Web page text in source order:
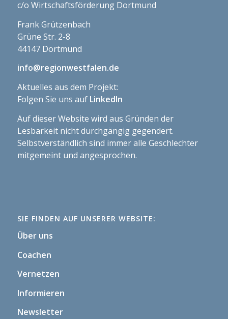
c/o Wirtschaftsförderung Dortmund
Frank Grützenbach
Grüne Str. 2-8
44147 Dortmund
info@regionwestfalen.de
Aktuelles aus dem Projekt:
Folgen Sie uns auf LinkedIn
Auf dieser Website wird aus Gründen der
Lesbarkeit nicht durchgängig gegendert.
Selbstverständlich sind immer alle Geschlechter
mitgemeint und angesprochen.
SIE FINDEN AUF UNSERER WEBSITE:
Über uns
Coachen
Vernetzen
Informieren
Newsletter